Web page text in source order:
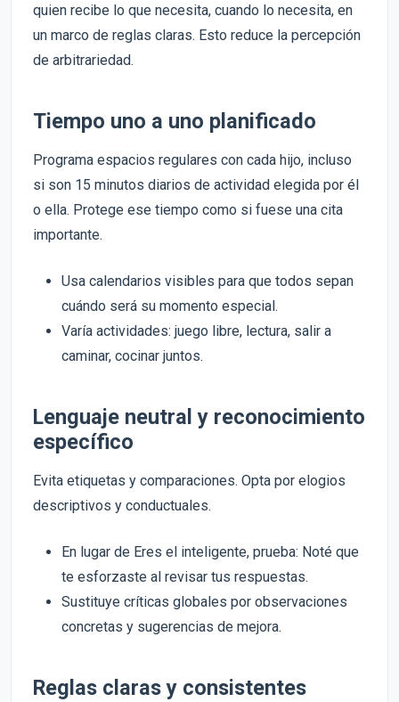
quien recibe lo que necesita, cuando lo necesita, en
un marco de reglas claras. Esto reduce la percepción
de arbitrariedad.
Tiempo uno a uno planificado
Programa espacios regulares con cada hijo, incluso
si son 15 minutos diarios de actividad elegida por él
o ella. Protege ese tiempo como si fuese una cita
importante.
Usa calendarios visibles para que todos sepan
cuándo será su momento especial.
Varía actividades: juego libre, lectura, salir a
caminar, cocinar juntos.
Lenguaje neutral y reconocimiento
específico
Evita etiquetas y comparaciones. Opta por elogios
descriptivos y conductuales.
En lugar de Eres el inteligente, prueba: Noté que
te esforzaste al revisar tus respuestas.
Sustituye críticas globales por observaciones
concretas y sugerencias de mejora.
Reglas claras y consistentes